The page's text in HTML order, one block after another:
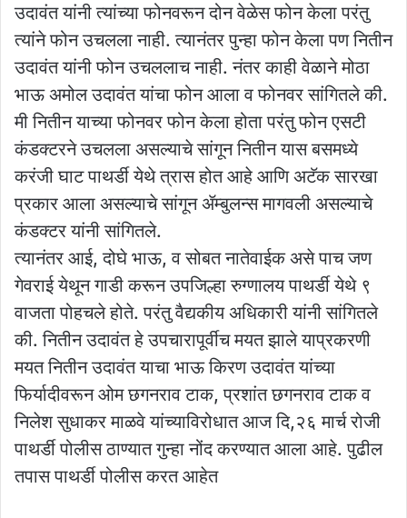
उदावंत यांनी त्यांच्या फोनवरून दोन वेळेस फोन केला परंतु
त्यांने फोन उचलला नाही. त्यानंतर पुन्हा फोन केला पण नितीन
उदावंत यांनी फोन उचललाच नाही. नंतर काही वेळाने मोठा
भाऊ अमोल उदावंत यांचा फोन आला व फोनवर सांगितले की.
मी नितीन याच्या फोनवर फोन केला होता परंतु फोन एसटी
कंडक्टरने उचलला असल्याचे सांगून नितीन यास बसमध्ये
करंजी घाट पाथर्डी येथे त्रास होत आहे आणि अटॅक सारखा
प्रकार आला असल्याचे सांगून ॲम्बुलन्स मागवली असल्याचे
कंडक्टर यांनी सांगितले.
त्यानंतर आई, दोघे भाऊ, व सोबत नातेवाईक असे पाच जण
गेवराई येथून गाडी करून उपजिल्हा रुग्णालय पाथर्डी येथे ९
वाजता पोहचले होते. परंतु वैद्यकीय अधिकारी यांनी सांगितले
की. नितीन उदावंत हे उपचारापूर्वीच मयत झाले याप्रकरणी
मयत नितीन उदावंत याचा भाऊ किरण उदावंत यांच्या
फिर्यादीवरून ओम छगनराव टाक, प्रशांत छगनराव टाक व
निलेश सुधाकर माळवे यांच्याविरोधात आज दि,२६ मार्च रोजी
पाथर्डी पोलीस ठाण्यात गुन्हा नोंद करण्यात आला आहे. पुढील
तपास पाथर्डी पोलीस करत आहेत